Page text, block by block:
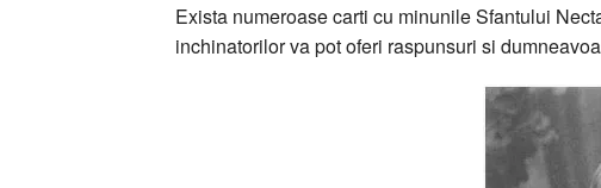
Exista numeroase carti cu minunile Sfantului
inchinatorilor va pot oferi raspunsuri si